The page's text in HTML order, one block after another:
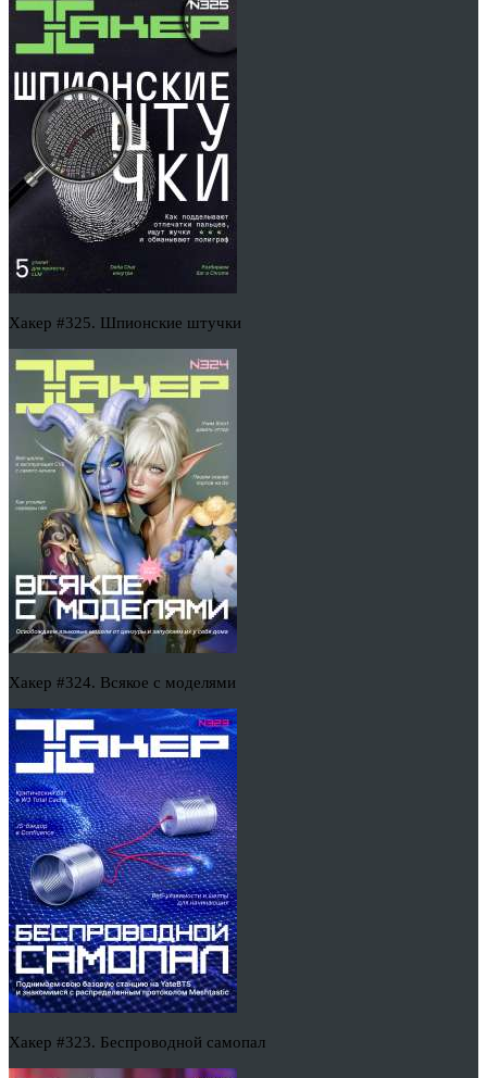
Хакер #325. Шпионские штучки
Хакер #324. Всякое с моделями
Хакер #323. Беспроводной самопал